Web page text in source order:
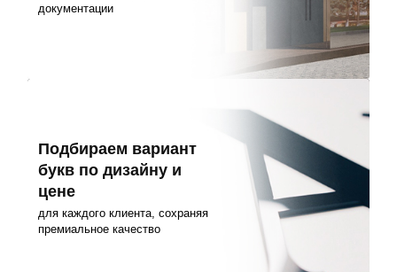
документации
Подбираем вариант
букв по дизайну и
цене
для каждого клиента, сохраняя
премиальное качество